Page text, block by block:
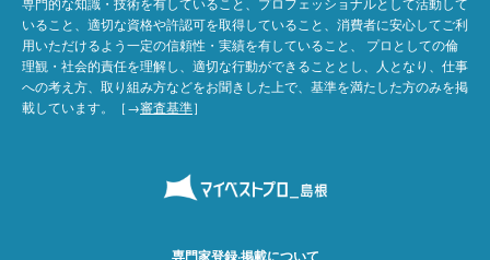
いること、適切な資格や許認可を取得していること、消費者に安心してご利
用いただけるよう一定の信頼性・実績を有していること、 プロとしての倫
理観・社会的責任を理解し、適切な行動ができることとし、人となり、仕事
への考え方、取り組み方などをお聞きした上で、基準を満たした方のみを掲
載しています。［→審査基準］
専門家登録·掲載について